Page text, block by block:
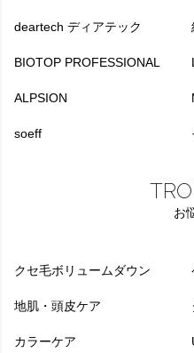
deartech ディアテック
BIOTOP PROFESSIONAL
ALPSION
soeff
お
クセ毛ボリュームダウン
地肌・頭皮ケア
カラーケア